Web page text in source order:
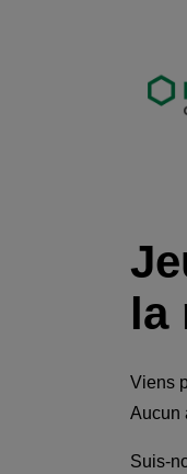
la
Viens
Aucun
Suis-